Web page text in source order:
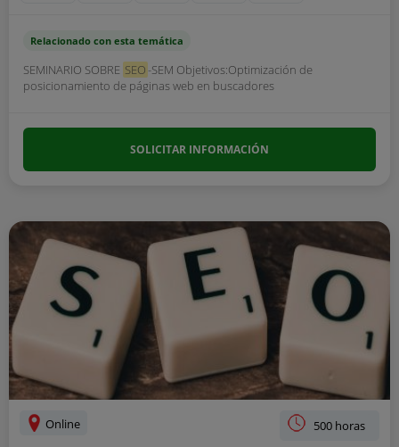
Relacionado con esta temática
SEMINARIO SOBRE SEO -SEM Objetivos:Optimización de
posicionamiento de páginas web en buscadores
SOLICITAR INFORMACIÓN
Online 500 horas